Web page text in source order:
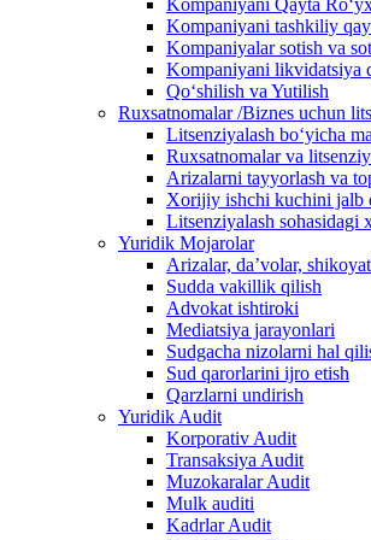
Kompaniyani tashkiliy
Kompaniyalar sotish va
Kompaniyani likvidatsiya
Qo‘shilish va Yutilish
Ruxsatnomalar /Biznes uchun
Litsenziyalash boʻyicha
Ruxsatnomalar va
Arizalarni tayyorlash va
Xorijiy ishchi kuchini jalb
Litsenziyalash sohasidagi
Yuridik Mojarolar
Arizalar, daʼvolar,
Sudda vakillik qilish
Advokat ishtiroki
Mediatsiya jarayonlari
Sudgacha nizolarni hal
Sud qarorlarini ijro etish
Qarzlarni undirish
Yuridik Audit
Korporativ Audit
Transaksiya Audit
Muzokaralar Audit
Mulk auditi
Kadrlar Audit